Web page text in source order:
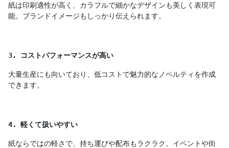
紙は印刷適性が高く、カラフルで細かなデザインも美しく表現可
能。ブランドイメージもしっかり伝えられます。
3. コストパフォーマンスが高い
大量生産にも向いており、低コストで魅力的なノベルティを作成
できます。
4. 軽くて扱いやすい
紙ならではの軽さで、持ち運びや配布もラクラク。イベントや街